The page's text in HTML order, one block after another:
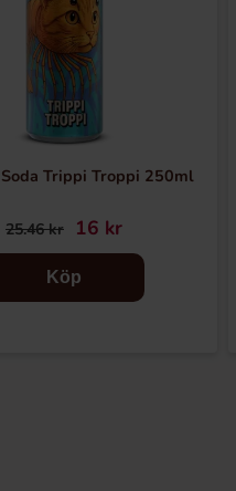
Trippi Troppi 250ml
25.46 kr 16 kr
Köp